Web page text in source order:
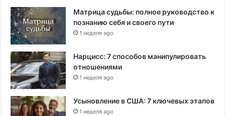
Матрица судьбы: полное руководство к
познанию себя и своего пути
1 неделя ago
Нарцисс: 7 способов манипулировать
отношениями
1 неделя ago
Усыновление в США: 7 ключевых этапов
1 неделя ago